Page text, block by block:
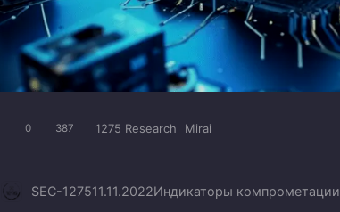
0 387 1275 Research Mirai
SEC-127511.11.2022Индикаторы компрометации